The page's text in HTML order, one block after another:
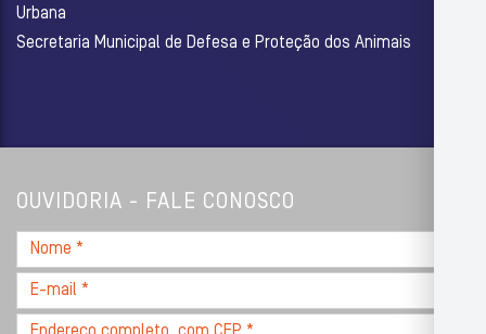
Urbana
Secretaria Municipal de Defesa e Proteção dos Animais
OUVIDORIA - FALE CONOSCO
Nome
*
E-
mail
Endereço